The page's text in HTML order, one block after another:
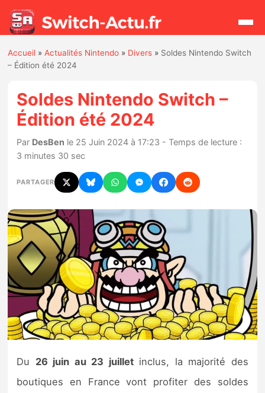
Actualités
Jeux
Hardware
Chiffres de ventes
Rumeurs
Nintendo Direct
Tests et previews
Tests de jeux
Tests d’accessoires
Accueil »Actualités Nintendo » Divers » Soldes Nintendo Switch
– Édition été 2024
Soldes Nintendo Switch –
Édition été 2024
Par DesBen le 25 Juin 2024 à 17:23 - Temps de lecture :
3 minutes 30 sec
PARTAGER
Du 26 juin au 23 juilletinclus, la majorité des
boutiques en France vont profiter des soldes